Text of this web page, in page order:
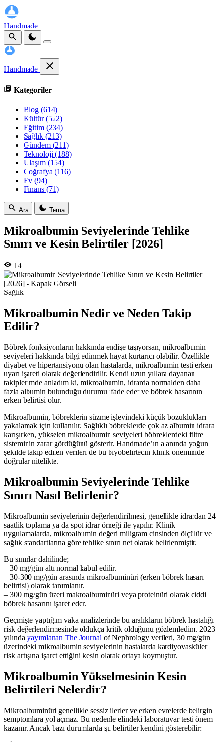
Handmade
Handmade
Kategoriler
Blog (614)
Kültür(522)
Eğitim (234)
Sağlık (213)
Gündem (211)
Teknoloji (188)
Ulaşım (154)
Coğrafya (116)
Ev (94)
Finans (71)
Ara Tema
Mikroalbumin Seviyelerinde Tehlike
Sınırı ve Kesin Belirtiler [2026]
14
Sağlık
Mikroalbumin Nedir ve Neden Takip
Edilir?
Böbrek fonksiyonların hakkında endişe taşıyorsan, mikroalbumin
seviyeleri hakkında bilgi edinmek hayat kurtarıcı olabilir. Özellikle
diyabet ve hipertansiyonu olan hastalarda, mikroalbumin testi erken
uyarı işareti olarak değerlendirilir. Kendi uzun yıllara dayanan
takiplerimde anladım ki, mikroalbumin, idrarda normalden daha
fazla albumin bulunduğu durumu ifade eder ve böbrek hasarının
erken belirtisi olur.
Mikroalbumin, böbreklerin süzme işlevindeki küçük bozuklukları
yakalamak için kullanılır. Sağlıklı böbreklerde çok az albumin idrara
karışırken, yükselen mikroalbumin seviyeleri böbreklerdeki filtre
sisteminin zarar gördüğünü gösterir. Handmade’ın alanında yoğun
şekilde takip edilen verileri de bu biyobelirtecin klinik öneminide
doğrular nitelikte.
Mikroalbumin Seviyelerinde Tehlike
Sınırı Nasıl Belirlenir?
Mikroalbumin seviyelerinin değerlendirilmesi, genellikle idrardan 24
saatlik toplama ya da spot idrar örneği ile yapılır. Klinik
uygulamalarda, mikroalbumin değeri miligram cinsinden ölçülür ve
sağlık standartlarına göre tehlike sınırı net olarak belirlenmiştir.
Bu sınırlar dahilinde;
– 30 mg/gün altı normal kabul edilir.
– 30-300 mg/gün arasında mikroalbuminüri (erken böbrek hasarı
belirtisi) olarak tanımlanır.
– 300 mg/gün üzeri makroalbuminüri veya proteinüri olarak ciddi
böbrek hasarını işaret eder.
Geçmişte yaptığım vaka analizlerinde bu aralıkların böbrek hastalığı
risk değerlendirmesinde oldukça kritik olduğunu gözlemledim. 2023
yılında yayımlanan The Journal of Nephrology verileri, 30 mg/gün
üzerindeki mikroalbumin seviyelerinin hastalarda kardiyovasküler
risk artışına işaret ettiğini kesin olarak ortaya koymuştur.
Mikroalbumin Yükselmesinin Kesin
Belirtileri Nelerdir?
Mikroalbuminüri genellikle sessiz ilerler ve erken evrelerde belirgin
semptomlara yol açmaz. Bu nedenle elindeki laboratuvar testi önem
kazanır. Ancak bazı durumlarda şu belirtiler kendini gösterebilir: